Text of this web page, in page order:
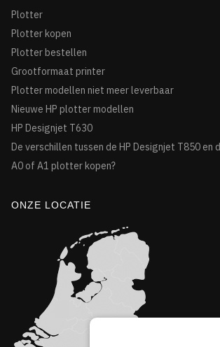
Plotter
Plotter kopen
Plotter bestellen
Grootformaat printer
Plotter modellen niet meer leverbaar
Nieuwe HP plotter modellen
HP Designjet T630
De verschillen tussen de HP Designjet T850 en
A0 of A1 plotter kopen?
ONZE LOCATIE